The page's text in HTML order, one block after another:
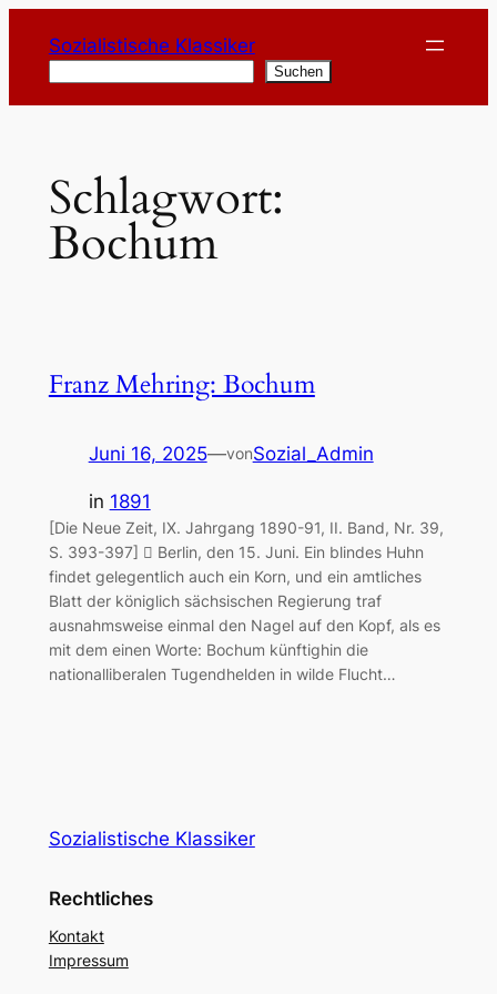
Inhalt
springen
Sozialistische Klassiker
Suchen
Schlagwort:
Bochum
Franz Mehring: Bochum
Juni 16, 2025—vonSozial_Admin
in 1891
[Die Neue Zeit, IX. Jahrgang 1890-91, II. Band, Nr. 39,
S. 393-397]  Berlin, den 15. Juni. Ein blindes Huhn
findet gelegentlich auch ein Korn, und ein amtliches
Blatt der königlich sächsischen Regierung traf
ausnahmsweise einmal den Nagel auf den Kopf, als es
mit dem einen Worte: Bochum künftighin die
nationalliberalen Tugendhelden in wilde Flucht…
Sozialistische Klassiker
Rechtliches
Kontakt
Impressum